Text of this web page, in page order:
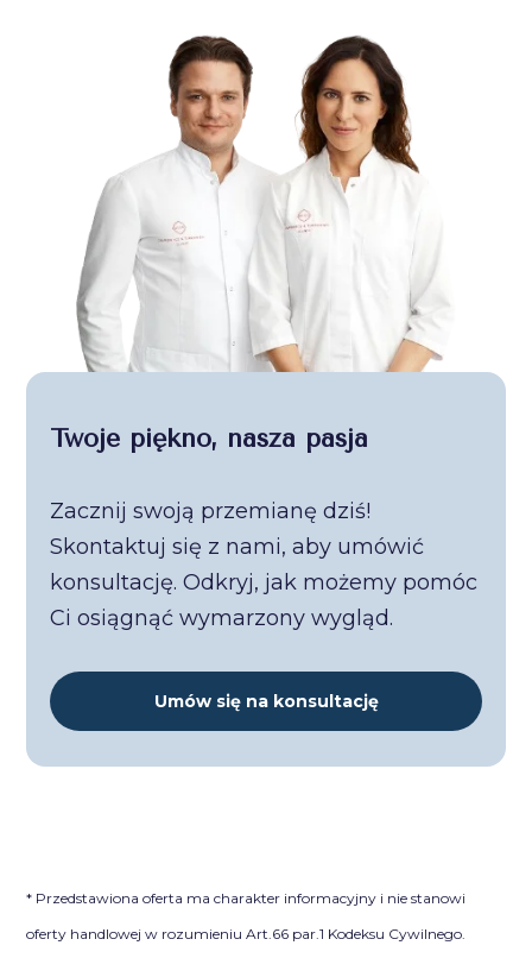
Twoje piękno, nasza pasja
Zacznij swoją przemianę dziś!
Skontaktuj się z nami, aby umówić
konsultację. Odkryj, jak możemy pomóc
Ci osiągnąć wymarzony wygląd.
Umów się na konsultację
* Przedstawiona oferta ma charakter informacyjny i nie stanowi
oferty handlowej w rozumieniu Art.66 par.1 Kodeksu Cywilnego.